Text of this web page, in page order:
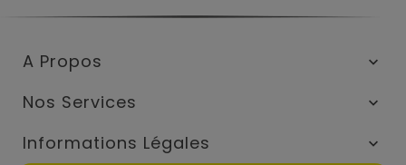
A Propos 
Nos Services 
Informations Légales 